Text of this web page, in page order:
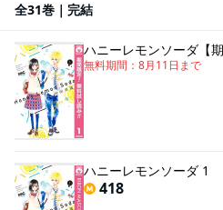
ーダ水のように甘く弾ける青春が、ここ
全31巻｜完結
ハニーレモンソーダ【
無料期間： 8月11日 まで
ハニーレモンソーダ 1
418